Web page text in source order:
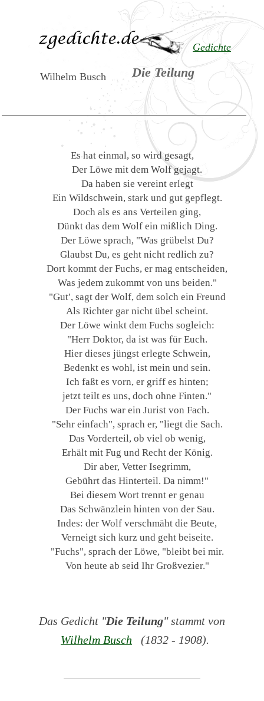
Gedichte
Die Teilung
Wilhelm Busch
Es hat einmal, so wird gesagt,
Der Löwe mit dem Wolf gejagt.
Da haben sie vereint erlegt
Ein Wildschwein, stark und gut gepflegt.
Doch als es ans Verteilen ging,
Dünkt das dem Wolf ein mißlich Ding.
Der Löwe sprach, "Was grübelst Du?
Glaubst Du, es geht nicht redlich zu?
Dort kommt der Fuchs, er mag entscheiden,
Was jedem zukommt von uns beiden."
"Gut′, sagt der Wolf, dem solch ein Freund
Als Richter gar nicht übel scheint.
Der Löwe winkt dem Fuchs sogleich:
"Herr Doktor, da ist was für Euch.
Hier dieses jüngst erlegte Schwein,
Bedenkt es wohl, ist mein und sein.
Ich faßt es vorn, er griff es hinten;
jetzt teilt es uns, doch ohne Finten."
Der Fuchs war ein Jurist von Fach.
"Sehr einfach", sprach er, "liegt die Sach.
Das Vorderteil, ob viel ob wenig,
Erhält mit Fug und Recht der König.
Dir aber, Vetter Isegrimm,
Gebührt das Hinterteil. Da nimm!"
Bei diesem Wort trennt er genau
Das Schwänzlein hinten von der Sau.
Indes: der Wolf verschmäht die Beute,
Verneigt sich kurz und geht beiseite.
"Fuchs", sprach der Löwe, "bleibt bei mir.
Von heute ab seid Ihr Großvezier."
Das Gedicht "Die Teilung" stammt von
Wilhelm Busch (1832 - 1908).